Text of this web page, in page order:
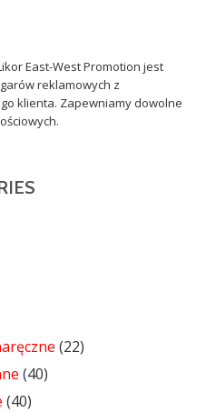
East-West Promotion jest
reklamowych z
klienta. Zapewniamy dowolne
(22)
(40)
(40)